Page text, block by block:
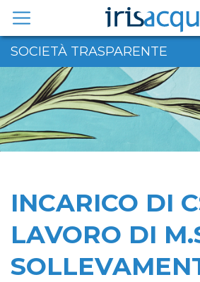
contenuto
SOCIETÀ TRASPARENTE
INCARICO DI
LAVORO DI